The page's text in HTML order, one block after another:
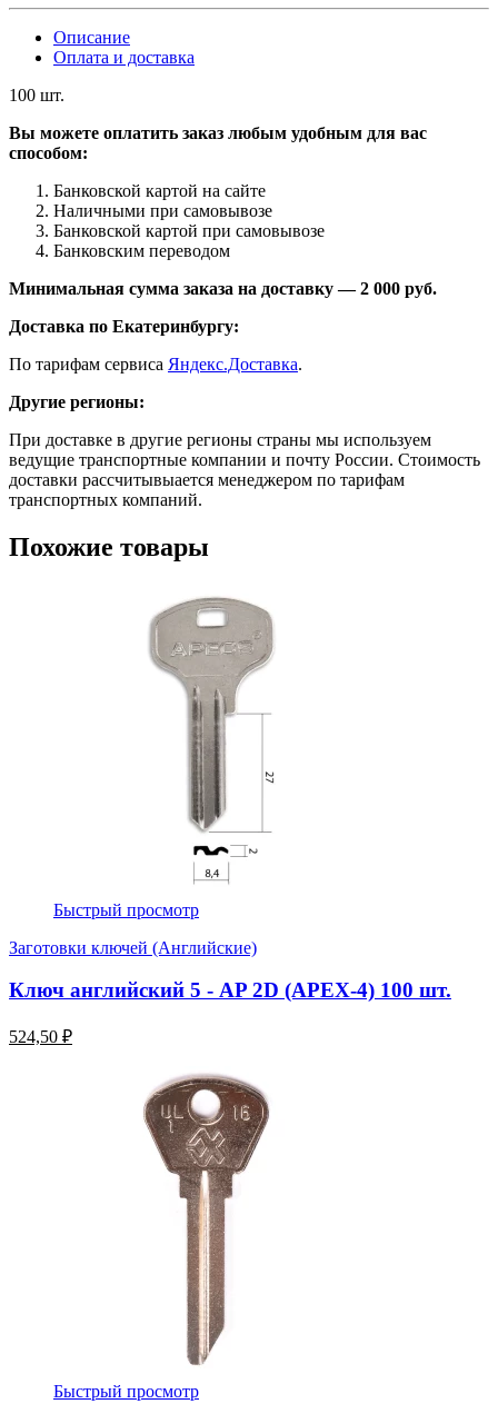
Описание
Оплата и доставка
100 шт.
Вы можете оплатить заказ любым удобным для вас
способом:
Банковской картой на сайте
Наличными при самовывозе
Банковской картой при самовывозе
Банковским переводом
Минимальная сумма заказа на доставку — 2 000 руб.
Доставка по Екатеринбургу:
По тарифам сервиса Яндекс.Доставка.
Другие регионы:
При доставке в другие регионы страны мы используем
ведущие транспортные компании и почту России. Стоимость
доставки рассчитывыается менеджером по тарифам
транспортных компаний.
Похожие товары
Быстрый просмотр
Заготовки ключей (Английские)
Ключ английский 5 - AP 2D (APEX-4) 100 шт.
524,50 ₽
Быстрый просмотр